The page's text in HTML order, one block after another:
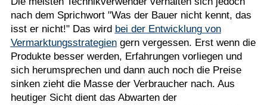
nach dem Sprichwort "Was der Bauer nicht kennt, das
isst er nicht!" Das wird bei der Entwicklung von
Vermarktungsstrategiengern vergessen. Erst wenn die
Produkte besser werden, Erfahrungen vorliegen und
sich herumsprechen und dann auch noch die Preise
sinken zieht die Masse der Verbraucher nach. Aus
heutiger Sicht dient das Abwarten der